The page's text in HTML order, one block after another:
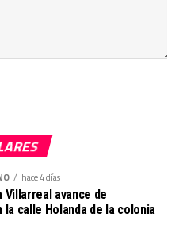
hace 4 días
Villarreal avance de
la calle Holanda de la colonia